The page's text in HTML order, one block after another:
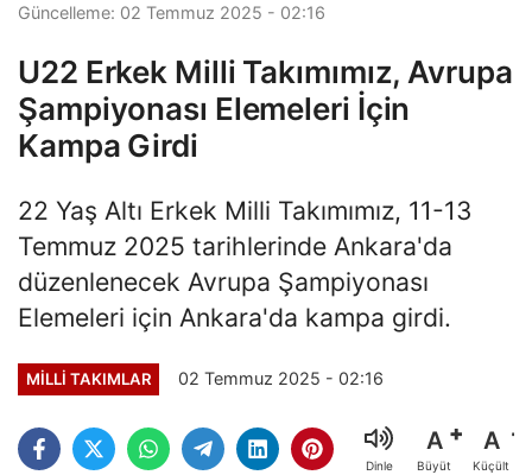
Güncelleme: 02 Temmuz 2025 - 02:16
U22 Erkek Milli Takımımız, Avrupa
Şampiyonası Elemeleri İçin
Kampa Girdi
22 Yaş Altı Erkek Milli Takımımız, 11-13
Temmuz 2025 tarihlerinde Ankara'da
düzenlenecek Avrupa Şampiyonası
Elemeleri için Ankara'da kampa girdi.
MILLI TAKIMLAR 02 Temmuz 2025 - 02:16
Dinle
A
Büyüt
A
Küçült